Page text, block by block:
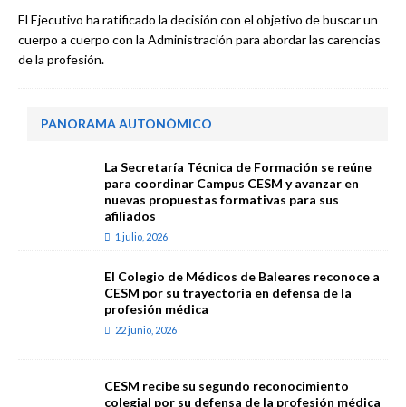
El Ejecutivo ha ratificado la decisión con el objetivo de buscar un
cuerpo a cuerpo con la Administración para abordar las carencias
de la profesión.
PANORAMA AUTONÓMICO
La Secretaría Técnica de Formación se reúne
para coordinar Campus CESM y avanzar en
nuevas propuestas formativas para sus
afiliados
1 julio, 2026
El Colegio de Médicos de Baleares reconoce a
CESM por su trayectoria en defensa de la
profesión médica
22 junio, 2026
CESM recibe su segundo reconocimiento
colegial por su defensa de la profesión médica